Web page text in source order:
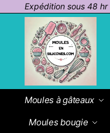
Passer
navigation
contenu
Expédition sous 48 hr
Moules à gâteaux
Moules bougie